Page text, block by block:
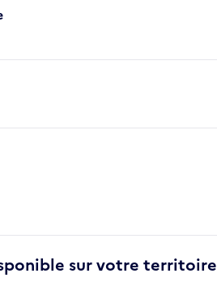
sur votre territoire